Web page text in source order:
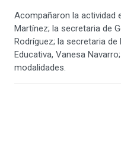
Acompañaron la actividad
Martínez; la secretaria de
Rodríguez; la secretaria
Educativa, Vanesa
modalidades.